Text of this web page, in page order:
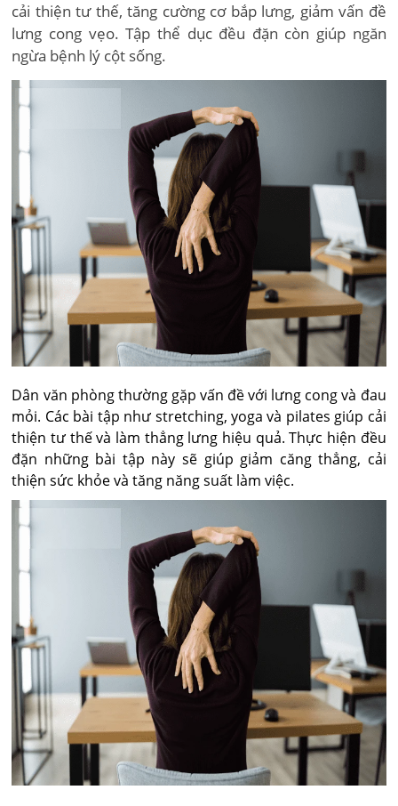
cải thiện tư thế, tăng cường cơ bắp lưng, giảm vấn đề
lưng cong vẹo. Tập thể dục đều đặn còn giúp ngăn
ngừa bệnh lý cột sống.
Dân văn phòng thường gặp vấn đề với lưng cong và đau
mỏi. Các bài tập như stretching, yoga và pilates giúp cải
thiện tư thế và làm thẳng lưng hiệu quả. Thực hiện đều
đặn những bài tập này sẽ giúp giảm căng thẳng, cải
thiện sức khỏe và tăng năng suất làm việc.